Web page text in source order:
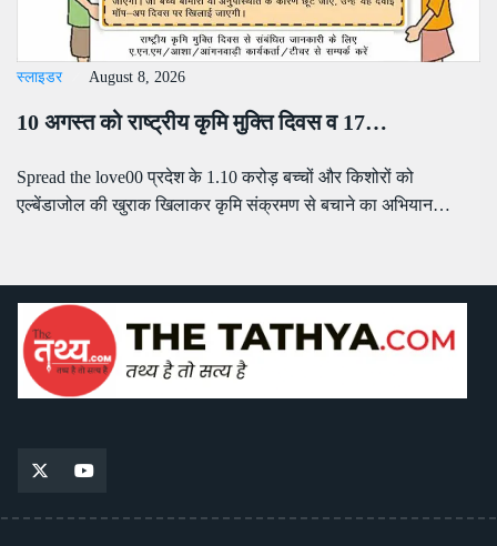
स्लाइडर August 8, 2026
10 अगस्त को राष्ट्रीय कृमि मुक्ति दिवस व 17…
Spread the love00 प्रदेश के 1.10 करोड़ बच्चों और किशोरों को
एल्बेंडाजोल की खुराक खिलाकर कृमि संक्रमण से बचाने का अभियान…